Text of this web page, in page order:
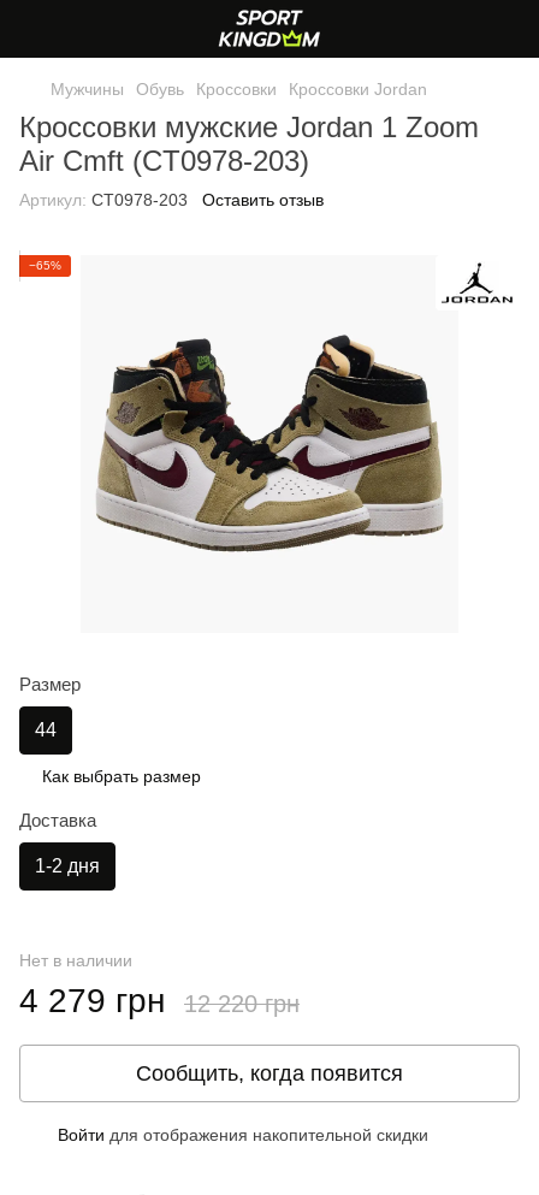
Мужчины Обувь Кроссовки Кроссовки Jordan
Кроссовки мужские Jordan 1 Zoom
Air Cmft (CT0978-203)
Артикул: CT0978-203 Оставить отзыв
−65%
Размер
44
Как выбрать размер
Доставка
1-2 дня
Нет в наличии
4 279 грн 12 220 грн
Сообщить, когда появится
Войти для отображения накопительной скидки